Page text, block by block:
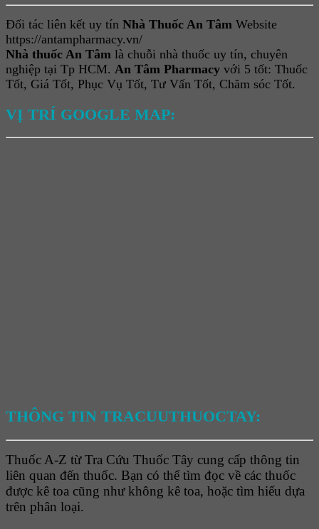
Đối tác liên kết uy tín Nhà Thuốc An Tâm Website
https://antampharmacy.vn/
Nhà thuốc An Tâm là chuỗi nhà thuốc uy tín, chuyên
nghiệp tại Tp HCM. An Tâm Pharmacy với 5 tốt: Thuốc
Tốt, Giá Tốt, Phục Vụ Tốt, Tư Vấn Tốt, Chăm sóc Tốt.
VỊ TRÍ GOOGLE MAP:
THÔNG TIN TRACUUTHUOCTAY:
Thuốc A-Z từ Tra Cứu Thuốc Tây cung cấp thông tin
liên quan đến thuốc. Bạn có thể tìm đọc về các thuốc
được kê toa cũng như không kê toa, hoặc tìm hiểu dựa
trên phân loại.